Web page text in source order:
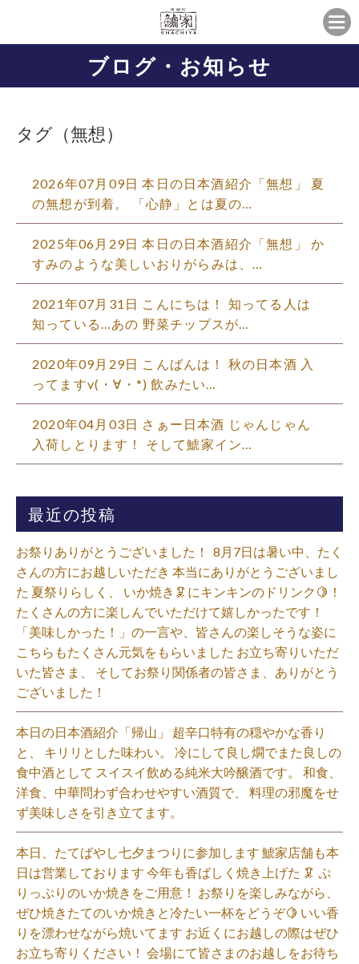
ブログ・お知らせ
タグ（無想）
2026年07月09日 本日の日本酒紹介「無想」 夏
の無想が到着。 「心静」とは夏の…
2025年06月29日 本日の日本酒紹介「無想」 か
すみのような美しいおりがらみは、…
2021年07月31日 こんにちは！ 知ってる人は
知っている…あの 野菜チップスが…
2020年09月29日 こんばんは！ 秋の日本酒 入
ってますv(・∀・*) 飲みたい…
2020年04月03日 さぁー日本酒 じゃんじゃん
入荷しとります！ そして鯱家イン…
最近の投稿
お祭りありがとうございました！ ⁡ 8月7日は暑い中、たく
さんの方にお越しいただき 本当にありがとうございまし
た 夏祭りらしく、 いか焼き🦑にキンキンのドリンク🍋！
たくさんの方に楽しんでいただけて嬉しかったです！
「美味しかった！」の一言や、皆さんの楽しそうな姿に
こちらもたくさん元気をもらいました️ お立ち寄りいただ
いた皆さま、 そしてお祭り関係者の皆さま、ありがとう
ございました！⁡
本日の日本酒紹介「帰山」 超辛口特有の穏やかな香り
と、 キリリとした味わい。 冷にして良し燗でまた良しの
食中酒として スイスイ飲める純米大吟醸酒です。 和食、
洋食、中華問わず合わせやすい酒質で、 料理の邪魔をせ
ず美味しさを引き立てます。
本日、たてばやし七夕まつりに参加します 鯱家店舗も本
日は営業しております️ 今年も香ばしく焼き上げた 🦑 ぷ
りっぷりのいか焼きをご用意！ お祭りを楽しみながら、
ぜひ焼きたてのいか焼きと冷たい一杯をどうぞ🍋 いい香
りを漂わせながら焼いてます お近くにお越しの際はぜひ
お立ち寄りください！ 会場にて皆さまのお越しをお待ち